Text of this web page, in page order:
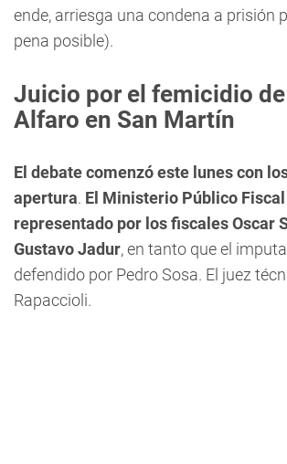
ende, arriesga una condena a prisión
pena posible).
Juicio por el femicidio de
Alfaro en San Martín
El debate comenzó este lunes con
apertura. El Ministerio Público
representado por los fiscales Oscar
Gustavo Jadur, en tanto que el
defendido por Pedro Sosa. El juez
Rapaccioli.